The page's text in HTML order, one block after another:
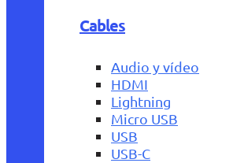
Cables
Audio y vídeo
HDMI
Lightning
Micro USB
USB
USB-C